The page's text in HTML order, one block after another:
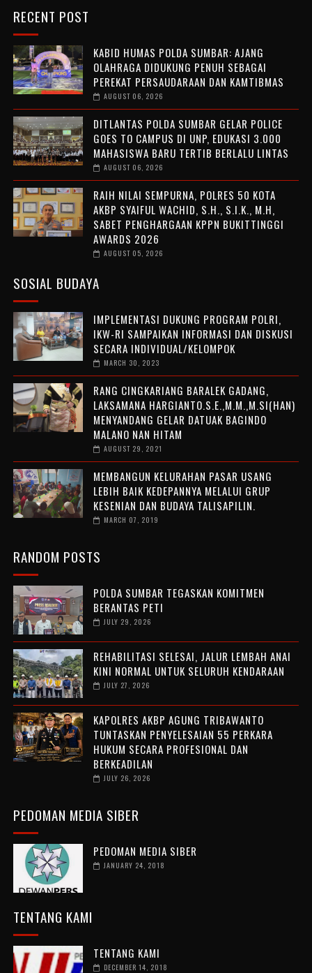
RECENT POST
KABID HUMAS POLDA SUMBAR: AJANG
OLAHRAGA DIDUKUNG PENUH SEBAGAI
PEREKAT PERSAUDARAAN DAN KAMTIBMAS
AUGUST 06, 2026
DITLANTAS POLDA SUMBAR GELAR POLICE
GOES TO CAMPUS DI UNP, EDUKASI 3.000
MAHASISWA BARU TERTIB BERLALU LINTAS
AUGUST 06, 2026
RAIH NILAI SEMPURNA, POLRES 50 KOTA
AKBP SYAIFUL WACHID, S.H., S.I.K., M.H,
SABET PENGHARGAAN KPPN BUKITTINGGI
AWARDS 2026
AUGUST 05, 2026
SOSIAL BUDAYA
IMPLEMENTASI DUKUNG PROGRAM POLRI,
IKW-RI SAMPAIKAN INFORMASI DAN DISKUSI
SECARA INDIVIDUAL/KELOMPOK
MARCH 30, 2023
RANG CINGKARIANG BARALEK GADANG,
LAKSAMANA HARGIANTO.S.E.,M.M.,M.SI(HAN)
MENYANDANG GELAR DATUAK BAGINDO
MALANO NAN HITAM
AUGUST 29, 2021
MEMBANGUN KELURAHAN PASAR USANG
LEBIH BAIK KEDEPANNYA MELALUI GRUP
KESENIAN DAN BUDAYA TALISAPILIN.
MARCH 07, 2019
RANDOM POSTS
POLDA SUMBAR TEGASKAN KOMITMEN
BERANTAS PETI
JULY 29, 2026
REHABILITASI SELESAI, JALUR LEMBAH ANAI
KINI NORMAL UNTUK SELURUH KENDARAAN
JULY 27, 2026
KAPOLRES AKBP AGUNG TRIBAWANTO
TUNTASKAN PENYELESAIAN 55 PERKARA
HUKUM SECARA PROFESIONAL DAN
BERKEADILAN
JULY 26, 2026
PEDOMAN MEDIA SIBER
PEDOMAN MEDIA SIBER
JANUARY 24, 2018
TENTANG KAMI
TENTANG KAMI
DECEMBER 14, 2018